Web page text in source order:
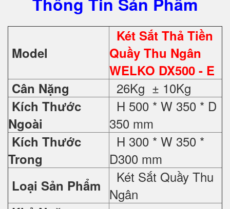
Model
Két Sắt Thả Tiền
Quầy Thu Ngân
WELKO DX500 - E
Cân Nặng
26Kg ± 10Kg
Kích Thước
Ngoài
H 500 * W 350 * D
350 mm
Kích Thước
Trong
H 300 * W 350 *
D300 mm
Loại Sản Phẩm
Két Sắt Quầy Thu
Ngân